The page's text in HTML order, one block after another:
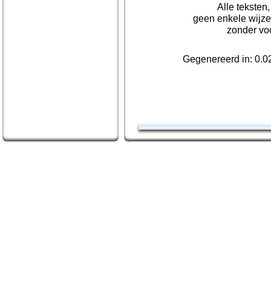
Alle
geen enkele
zonder
Gegenereerd in: